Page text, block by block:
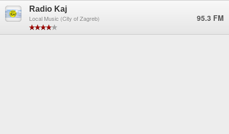
Radio Kaj
95.3 FM
Local Music (City of Zagreb)